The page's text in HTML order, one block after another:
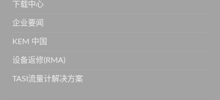
下载中心
企业要闻
KEM 中国
设备返修(RMA)
TASI流量计解决方案